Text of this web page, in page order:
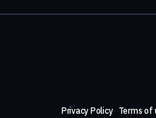
Privacy Policy Terms of